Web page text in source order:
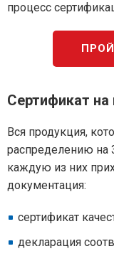
процесс
Сертификат
Вся продукция,
распределению на
каждую из них
документация:
сертификат
декларация